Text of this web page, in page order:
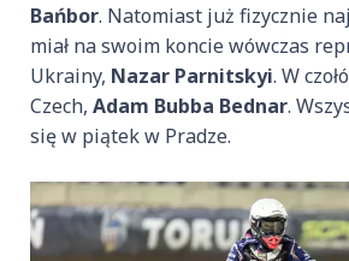
Bańbor. Natomiast już fizycznie
miał na swoim koncie wówczas
Ukrainy, Nazar Parnitskyi. W
Czech, Adam Bubba Bednar.
się w piątek w Pradze.